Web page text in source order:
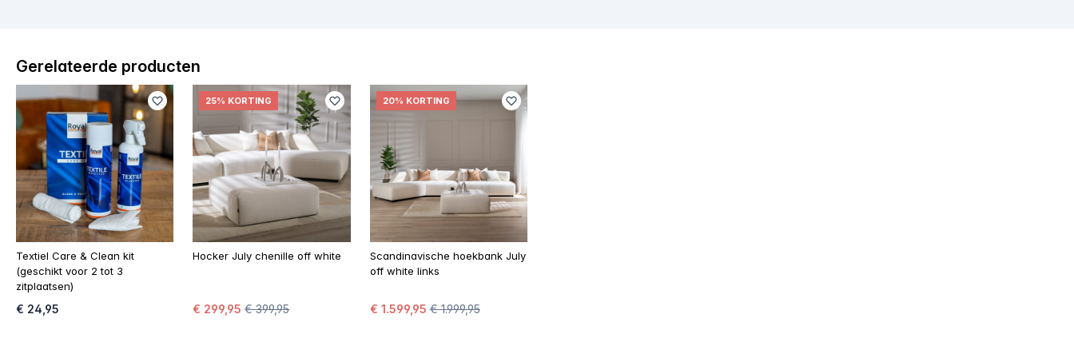
Gerelateerde producten
Textiel Care & Clean kit
(geschikt voor 2 tot 3
zitplaatsen)
€ 24,95
25% KORTING
Hocker July chenille off white
€ 299,95 € 399,95
20% KORTING
Scandinavische hoekbank July
off white links
€ 1.599,95 € 1.999,95